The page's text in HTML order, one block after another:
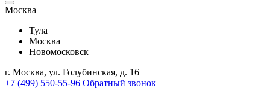
Москва
Тулa
Москва
Новомосковск
г. Москва, ул. Голубинская, д. 16
+7 (499) 550-55-96 Обратный звонок